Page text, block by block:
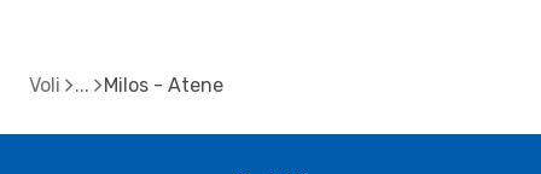
Voli Milos - Atene